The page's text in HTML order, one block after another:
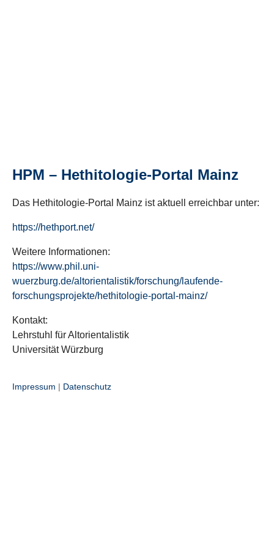
HPM – Hethitologie-Portal Mainz
Das Hethitologie-Portal Mainz ist aktuell erreichbar unter:
https://hethport.net/
Weitere Informationen:
https://www.phil.uni-
wuerzburg.de/altorientalistik/forschung/laufende-
forschungsprojekte/hethitologie-portal-mainz/
Kontakt:
Lehrstuhl für Altorientalistik
Universität Würzburg
Impressum | Datenschutz